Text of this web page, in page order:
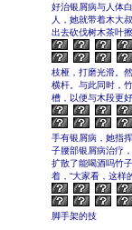
好治银屑病与人体
人，她就带着木大
出去砍伐树木茶叶
枝桠，打磨光滑。
横杆。与此同时，
槽，以便与木段更
手有银屑病，她指
子腰部银屑病治疗
扩散了能喝酒吗竹
着，“大家看，这样
脚手架的技